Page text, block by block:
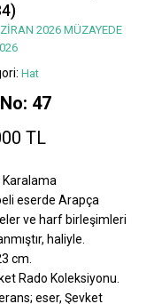
2026 MÜZAYEDE
Hat
47
TL
Karalama
eserde Arapça
ve harf birleşimleri
haliyle.
cm.
Rado Koleksiyonu.
eser, Şevket